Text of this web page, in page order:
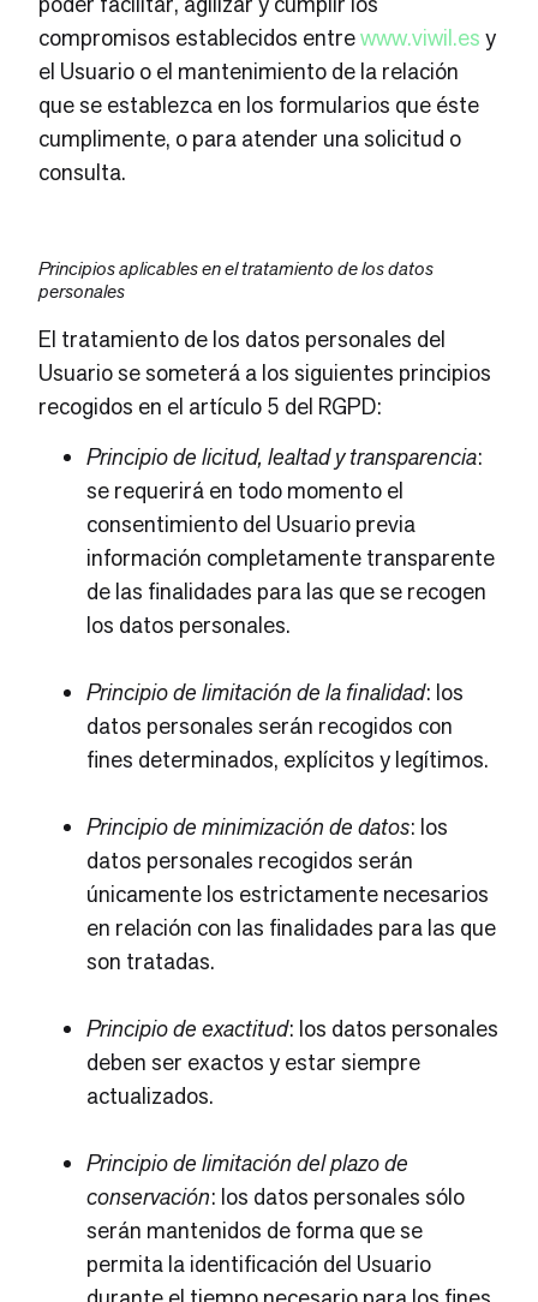
compromisos establecidos entrewww.viwil.es y
el Usuario o el mantenimiento de la relación
que se establezca en los formularios que éste
cumplimente, o para atender una solicitud o
consulta.
Principios aplicables en el tratamiento de los datos
personales
El tratamiento de los datos personales del
Usuario se someterá a los siguientes principios
recogidos en el artículo 5 del RGPD:
Principio de licitud, lealtad y transparencia:
se requerirá en todo momento el
consentimiento del Usuario previa
información completamente transparente
de las finalidades para las que se recogen
los datos personales.
Principio de limitación de la finalidad: los
datos personales serán recogidos con
fines determinados, explícitos y legítimos.
Principio de minimización de datos: los
datos personales recogidos serán
únicamente los estrictamente necesarios
en relación con las finalidades para las que
son tratadas.
Principio de exactitud: los datos personales
deben ser exactos y estar siempre
actualizados.
Principio de limitación del plazo de
conservación: los datos personales sólo
serán mantenidos de forma que se
permita la identificación del Usuario